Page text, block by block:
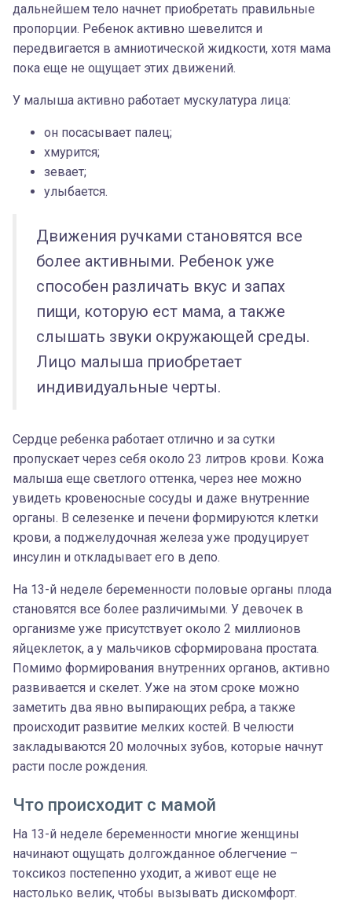
дальнейшем тело начнет приобретать правильные
пропорции. Ребенок активно шевелится и
передвигается в амниотической жидкости, хотя мама
пока еще не ощущает этих движений.
У малыша активно работает мускулатура лица:
он посасывает палец;
хмурится;
зевает;
улыбается.
Движения ручками становятся все
более активными. Ребенок уже
способен различать вкус и запах
пищи, которую ест мама, а также
слышать звуки окружающей среды.
Лицо малыша приобретает
индивидуальные черты.
Сердце ребенка работает отлично и за сутки
пропускает через себя около 23 литров крови. Кожа
малыша еще светлого оттенка, через нее можно
увидеть кровеносные сосуды и даже внутренние
органы. В селезенке и печени формируются клетки
крови, а поджелудочная железа уже продуцирует
инсулин и откладывает его в депо.
На 13-й неделе беременности половые органы плода
становятся все более различимыми. У девочек в
организме уже присутствует около 2 миллионов
яйцеклеток, а у мальчиков сформирована простата.
Помимо формирования внутренних органов, активно
развивается и скелет. Уже на этом сроке можно
заметить два явно выпирающих ребра, а также
происходит развитие мелких костей. В челюсти
закладываются 20 молочных зубов, которые начнут
расти после рождения.
Что происходит с мамой
На 13-й неделе беременности многие женщины
начинают ощущать долгожданное облегчение –
токсикоз постепенно уходит, а живот еще не
настолько велик, чтобы вызывать дискомфорт.